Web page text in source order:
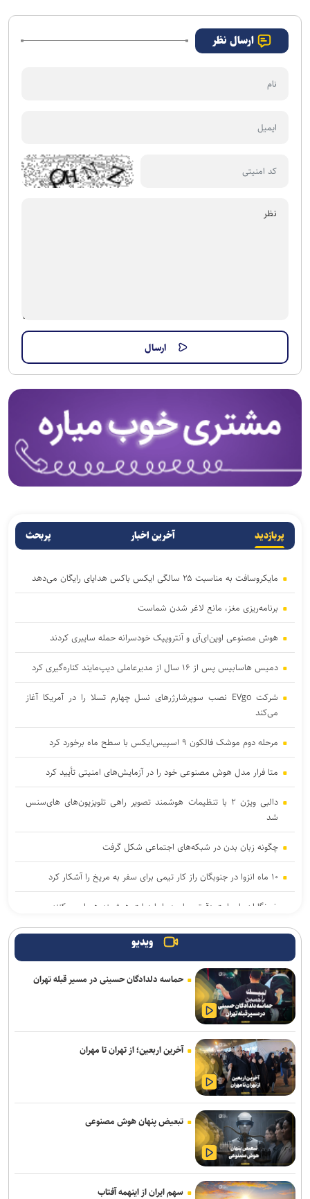
ارسال نظر
پربازدید آخرین اخبار پربحث
مایکروسافت به مناسبت ۲۵ سالگی ایکس باکس هدایای رایگان می‌دهد
برنامه‌ریزی مغز، مانع لاغر شدن‌ شماست
هوش مصنوعی اوپن‌ای‌آی و آنتروپیک خودسرانه حمله سایبری کردند
دمیس هاسابیس پس از ۱۶ سال از مدیرعاملی دیپ‌مایند کناره‌گیری کرد
شرکت EVgo نصب سوپرشارژرهای نسل چهارم تسلا را در آمریکا آغاز
می‌کند
مرحله دوم موشک فالکون ۹ اسپیس‌ایکس با سطح ماه برخورد کرد
متا فرار مدل هوش مصنوعی خود را در آزمایش‌های امنیتی تأیید کرد
دالبی ویژن ۲ با تنظیمات هوشمند تصویر راهی تلویزیون‌های های‌سنس
شد
چگونه زبان بدن در شبکه‌های اجتماعی شکل گرفت
۱۰ ماه انزوا در جنوبگان راز کار تیمی برای سفر به مریخ را آشکار کرد
خبرنگاران با روایت دقیق، جامعه را با دولت هوشمند همراه می‌کنند
برنامه ما گسترش استفاده از هوش مصنوعی در همه بخش‌های پست
مکالمات متنی برای کاربران رایگان چت جی پی تی نامحدود شد
سهم ایران از «ابر ال‌نینو» احتمال افزایش بارش است نه تضمین پایان
خشکسالی
قابلیت رزرو هتل و سفارش غذا به دستیار هوشمند گوگل مپ اضافه شد
حضور ۲۰۰ شرکت‌کننده از ۱۴ کشور در المپیک فناوری ۲۰۲۶
بازی Quake به مناسبت ۳۰ سالگی، صاحب کمپین داستانی جدیدی شد
روایت نخستین نگاه انسان به سلول‌های بدن خود
نوآوری دانش‌بنیان ایرانی، معادله نصب لوله‌های پلی‌اتیلن در دریا را تغییر
داد
ویدیو
حماسه دلدادگان حسینی در مسیر قبله تهران
آخرین اربعین؛ از تهران تا مهران
تبعیض پنهان هوش مصنوعی
سهم ایران از اینهمه آفتاب